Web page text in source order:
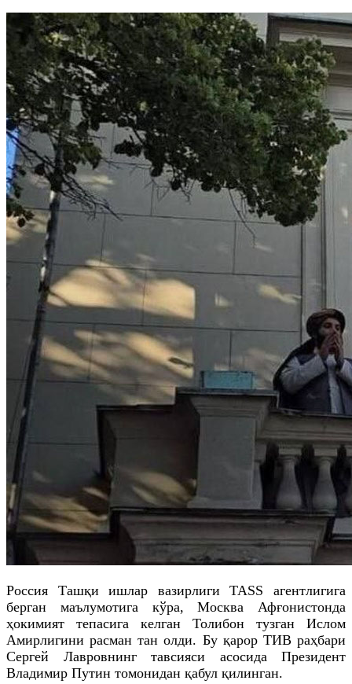
Россия Ташқи ишлар вазирлиги TASS агентлигига
берган маълумотига кўра, Москва Афғонистонда
ҳокимият тепасига келган Толибон тузган Ислом
Амирлигини расман тан олди. Бу қарор ТИВ раҳбари
Сергей Лавровнинг тавсияси асосида Президент
Владимир Путин томонидан қабул қилинган.